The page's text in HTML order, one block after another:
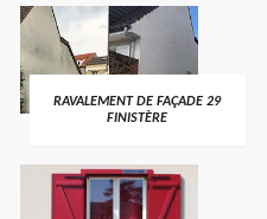
RAVALEMENT DE FAÇADE 29
FINISTÈRE